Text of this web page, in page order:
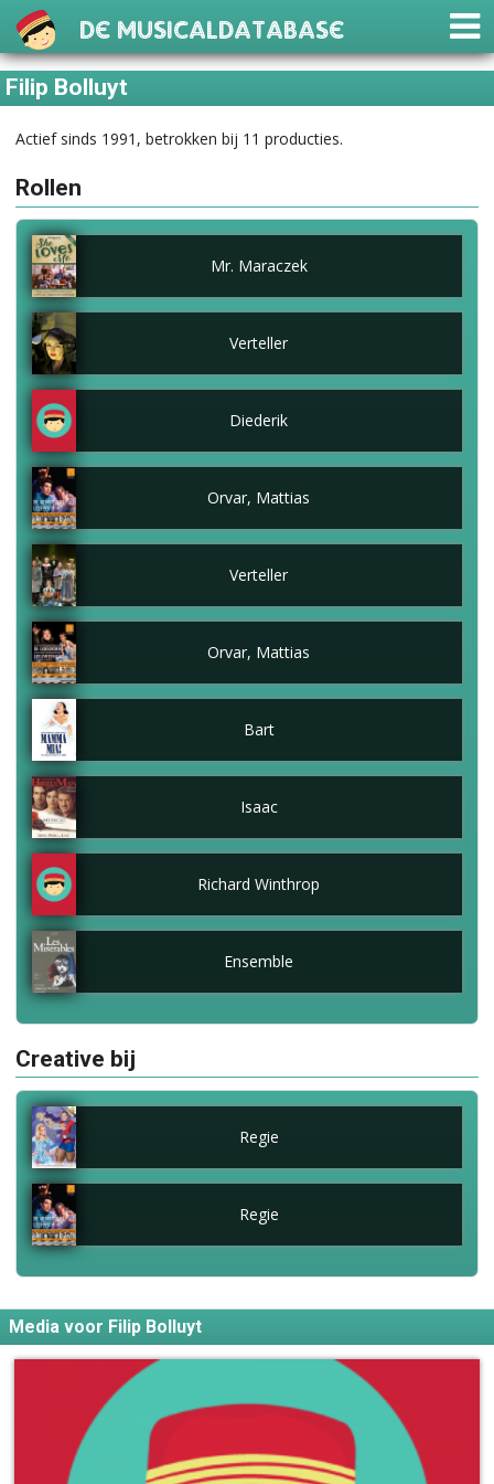
De Musicaldatabase
Filip Bolluyt
Actief sinds 1991, betrokken bij 11 producties.
Rollen
Mr. Maraczek
Verteller
Diederik
Orvar, Mattias
Verteller
Orvar, Mattias
Bart
Isaac
Richard Winthrop
Ensemble
Creative bij
Regie
Regie
Media voor Filip Bolluyt